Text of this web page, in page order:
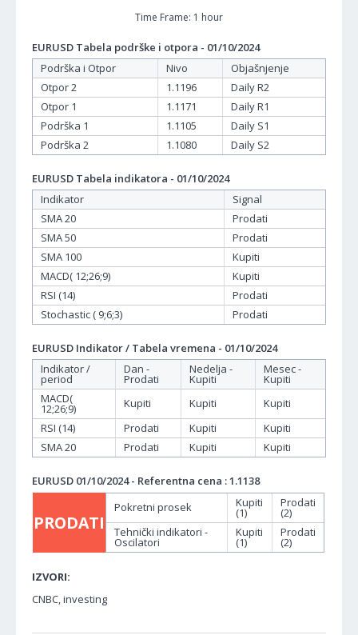
Time Frame: 1 hour
EURUSD Tabela podrške i otpora - 01/10/2024
Podrška i Otpor
Nivo
Objašnjenje
Otpor 2
1.1196
Daily R2
Otpor 1
1.1171
Daily R1
Podrška 1
1.1105
Daily S1
Podrška 2
1.1080 Daily S2
EURUSD Tabela indikatora - 01/10/2024
Indikator
Signal
SMA 20
Prodati
SMA 50
Prodati
SMA 100
Kupiti
MACD( 12;26;9)
Kupiti
RSI (14)
Prodati
Stochastic ( 9;6;3)
Prodati
EURUSD Indikator / Tabela vremena - 01/10/2024
Indikator /
period
Dan -
Prodati
Nedelja -
Kupiti
Mesec -
Kupiti
MACD(
12;26;9) Kupiti Kupiti
Kupiti
RSI (14)
Prodati Kupiti
Kupiti
SMA 20
Prodati Kupiti Kupiti
EURUSD 01/10/2024 - Referentna cena : 1.1138
PRODATI
Pokretni prosek Kupiti
(1)
Prodati
(2)
Tehnički indikatori -
Oscilatori
Kupiti
(1)
Prodati
(2)
IZVORI:
CNBC, investing